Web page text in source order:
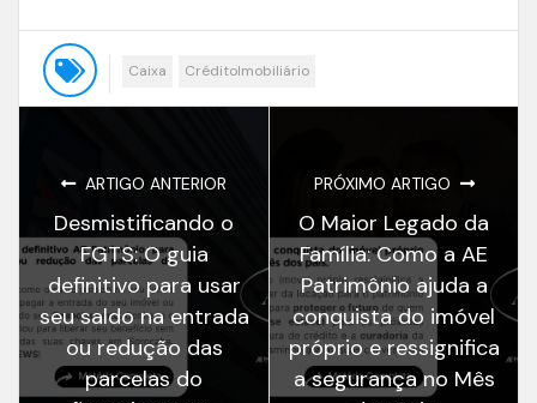
Caixa CréditoImobiliário
ARTIGO ANTERIOR
Desmistificando o
FGTS: O guia
definitivo para usar
seu saldo na entrada
ou redução das
parcelas do
PRÓXIMO ARTIGO
O Maior Legado da
Família: Como a AE
Patrimônio ajuda a
conquista do imóvel
próprio e ressignifica
a segurança no Mês